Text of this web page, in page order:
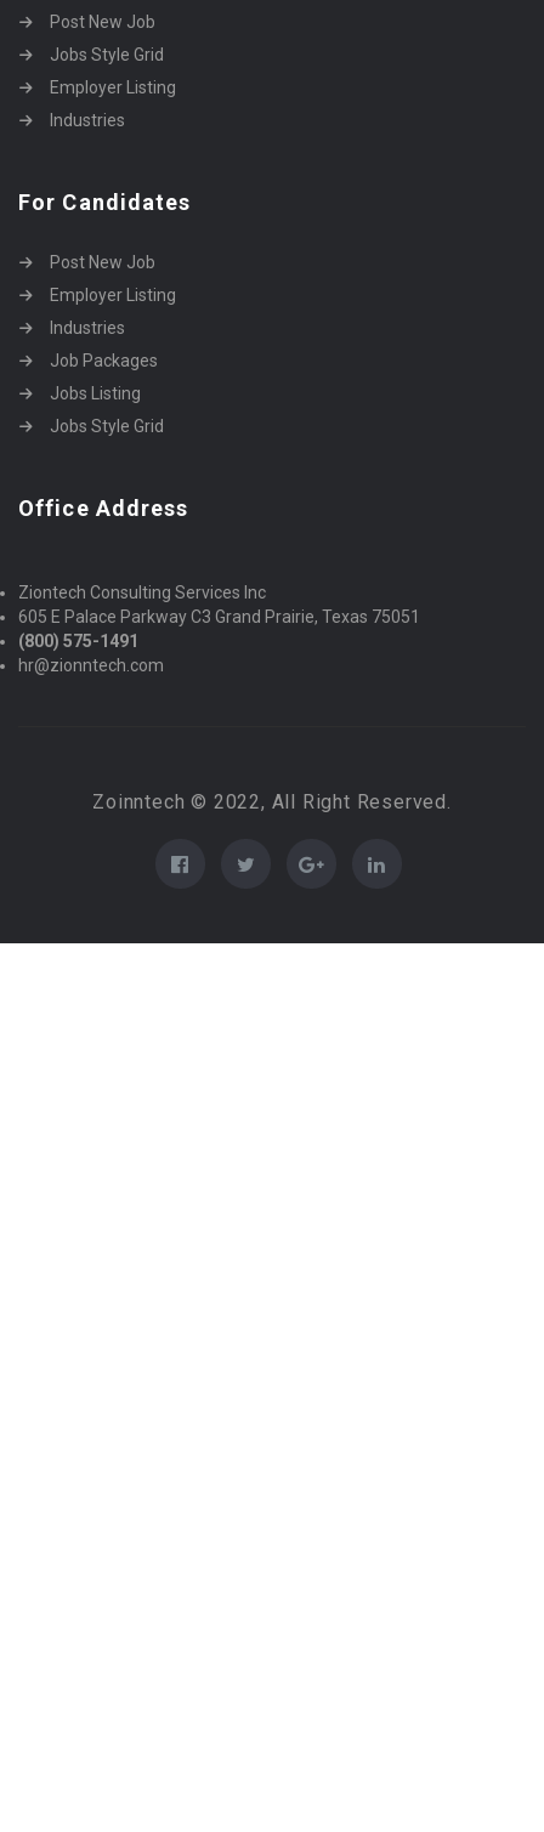
Post New Job
Jobs Style Grid
Employer Listing
Industries
For Candidates
Post New Job
Employer Listing
Industries
Job Packages
Jobs Listing
Jobs Style Grid
Office Address
Ziontech Consulting Services Inc
605 E Palace Parkway C3 Grand Prairie, Texas 75051
(800) 575-1491
hr@zionntech.com
Zoinntech © 2022, All Right Reserved.